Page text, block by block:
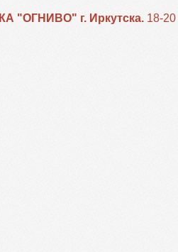
"ОГНИВО" г. Иркутска. 18-